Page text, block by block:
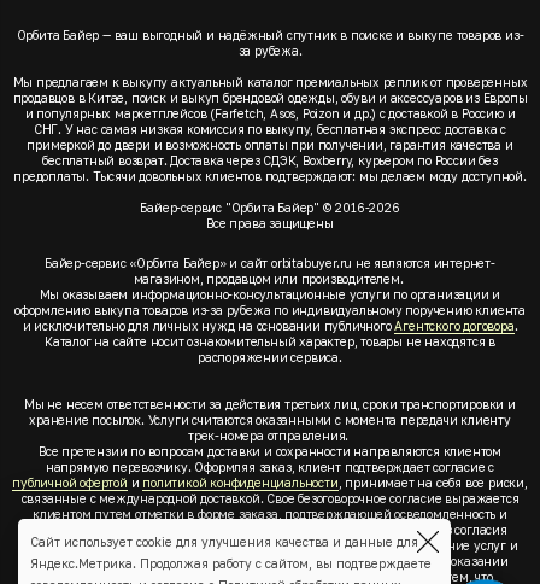
Орбита Байер — ваш выгодный и надёжный спутник в поиске и выкупе товаров из-
за рубежа.
Мы предлагаем к выкупу актуальный каталог премиальных реплик от проверенных
продавцов в Китае, поиск и выкуп брендовой одежды, обуви и аксессуаров из Европы
и популярных маркетплейсов (Farfetch, Asos, Poizon и др.) с доставкой в Россию и
СНГ. У нас самая низкая комиссия по выкупу, бесплатная экспресс доставка с
примеркой до двери и возможность оплаты при получении, гарантия качества и
бесплатный возврат. Доставка через СДЭК, Boxberry, курьером по России без
предоплаты. Тысячи довольных клиентов подтверждают: мы делаем моду доступной.
Байер-сервис "Орбита Байер" © 2016-2026
Все права защищены
Байер-сервис «Орбита Байер» и сайт orbitabuyer.ru не являются интернет-
магазином, продавцом или производителем.
Мы оказываем информационно-консультационные услуги по организации и
оформлению выкупа товаров из-за рубежа по индивидуальному поручению клиента
и исключительно для личных нужд на основании публичногоАгентского договора.
Каталог на сайте носит ознакомительный характер, товары не находятся в
распоряжении сервиса.
Мы не несем ответственности за действия третьих лиц, сроки транспортировки и
хранение посылок. Услуги считаются оказанными с момента передачи клиенту
трек-номера отправления.
Все претензии по вопросам доставки и сохранности направляются клиентом
напрямую перевозчику. Оформляя заказ, клиент подтверждает согласие с
публичной офертой и политикой конфиденциальности , принимает на себя все риски,
связанные с международной доставкой. Свое безоговорочное согласие выражается
клиентом путем отметки в форме заказа, подтверждающей осведомленность и
согласие клиента со всеми предлагаемыми сервисом условиями. Без согласия
клиента спубличной офертой иполитикой конфиденциальностиоказание услуг и
оформление заказа невозможно. Заключая акцепт условий оферты об оказании
услуг, клиент понимает, заверяет, подтверждает и соглашается с тем, что
Сайт использует cookie для улучшения качества и данные для
Яндекс.Метрика. Продолжая работу с сайтом, вы подтверждаете